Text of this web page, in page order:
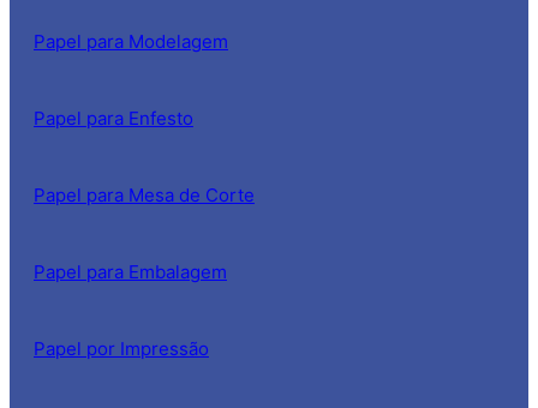
Papel para Modelagem
Papel para Enfesto
Papel para Mesa de Corte
Papel para Embalagem
Papel por Impressão